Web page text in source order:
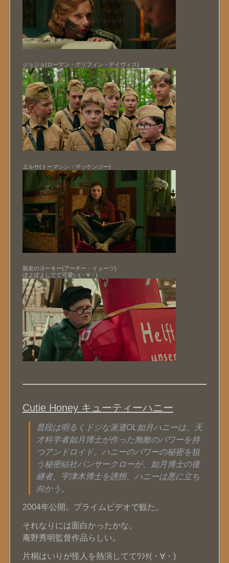
ジョジョ(ローマン・グリフィン・デイヴィス)
エルサ(トーマシン・マッケンジー)
親友のヨーキー(アーチー・イェーツ)
ぽよぽよしてて可愛い(・∀・)
Cutie Honey キューティーハニー
普段は明るくドジな派遣OL如月ハニーは、天
才科学者如月博士が作った無敵のパワーを持
つアンドロイド。ハニーのパワーの秘密を狙
う秘密結社パンサークローが、如月博士の後
継者、宇津木博士を誘拐、ハニーは悪に立ち
向かう。
2004年公開。プライムビデオで観た。
それなりには面白かったかな。
庵野秀明監督作品らしい。
片桐はいりが怪人を熱演しててﾜﾗﾀ(・∀・)